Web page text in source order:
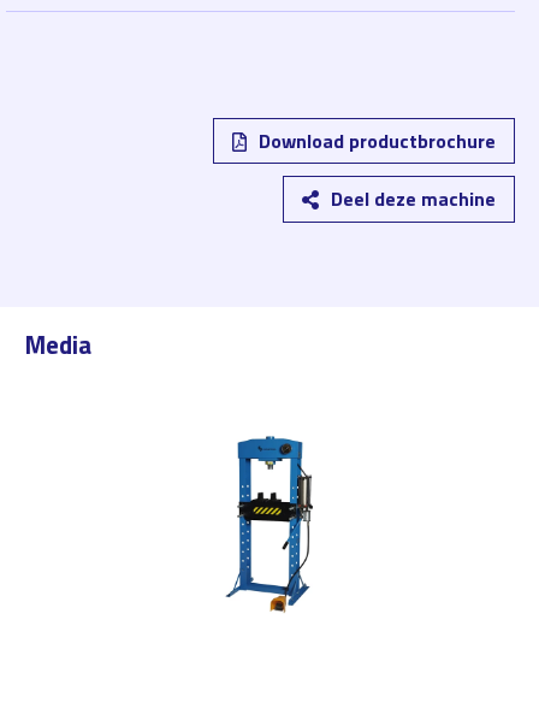
Download productbrochure
Deel deze machine
Media